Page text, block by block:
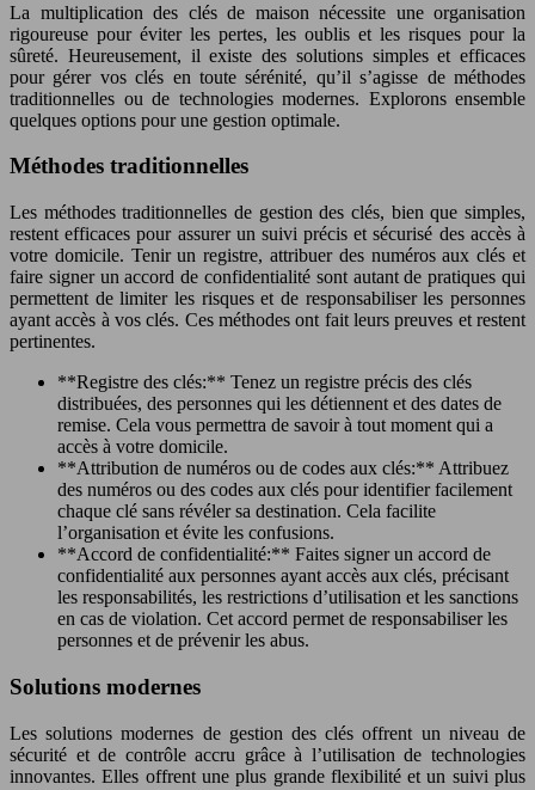
La multiplication des clés de maison nécessite une organisation
rigoureuse pour éviter les pertes, les oublis et les risques pour la
sûreté. Heureusement, il existe des solutions simples et efficaces
pour gérer vos clés en toute sérénité, qu’il s’agisse de méthodes
traditionnelles ou de technologies modernes. Explorons ensemble
quelques options pour une gestion optimale.
Méthodes traditionnelles
Les méthodes traditionnelles de gestion des clés, bien que simples,
restent efficaces pour assurer un suivi précis et sécurisé des accès à
votre domicile. Tenir un registre, attribuer des numéros aux clés et
faire signer un accord de confidentialité sont autant de pratiques qui
permettent de limiter les risques et de responsabiliser les personnes
ayant accès à vos clés. Ces méthodes ont fait leurs preuves et restent
pertinentes.
**Registre des clés:** Tenez un registre précis des clés
distribuées, des personnes qui les détiennent et des dates de
remise. Cela vous permettra de savoir à tout moment qui a
accès à votre domicile.
**Attribution de numéros ou de codes aux clés:** Attribuez
des numéros ou des codes aux clés pour identifier facilement
chaque clé sans révéler sa destination. Cela facilite
l’organisation et évite les confusions.
**Accord de confidentialité:** Faites signer un accord de
confidentialité aux personnes ayant accès aux clés, précisant
les responsabilités, les restrictions d’utilisation et les sanctions
en cas de violation. Cet accord permet de responsabiliser les
personnes et de prévenir les abus.
Solutions modernes
Les solutions modernes de gestion des clés offrent un niveau de
sécurité et de contrôle accru grâce à l’utilisation de technologies
innovantes. Elles offrent une plus grande flexibilité et un suivi plus